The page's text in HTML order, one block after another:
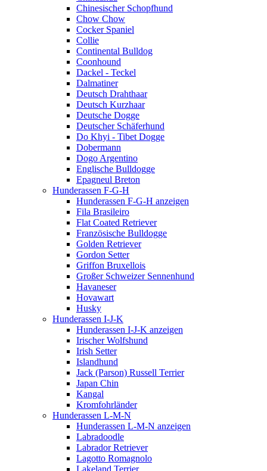
Chinesischer Schopfhund
Chow Chow
Cocker Spaniel
Collie
Continental Bulldog
Coonhound
Dackel - Teckel
Dalmatiner
Deutsch Drahthaar
Deutsch Kurzhaar
Deutsche Dogge
Deutscher Schäferhund
Do Khyi - Tibet Dogge
Dobermann
Dogo Argentino
Englische Bulldogge
Epagneul Breton
Hunderassen F-G-H
Hunderassen F-G-H anzeigen
Fila Brasileiro
Flat Coated Retriever
Französische Bulldogge
Golden Retriever
Gordon Setter
Griffon Bruxellois
Großer Schweizer Sennenhund
Havaneser
Hovawart
Husky
Hunderassen I-J-K
Hunderassen I-J-K anzeigen
Irischer Wolfshund
Irish Setter
Islandhund
Jack (Parson) Russell Terrier
Japan Chin
Kangal
Kromfohrländer
Hunderassen L-M-N
Hunderassen L-M-N anzeigen
Labradoodle
Labrador Retriever
Lagotto Romagnolo
Lakeland Terrier